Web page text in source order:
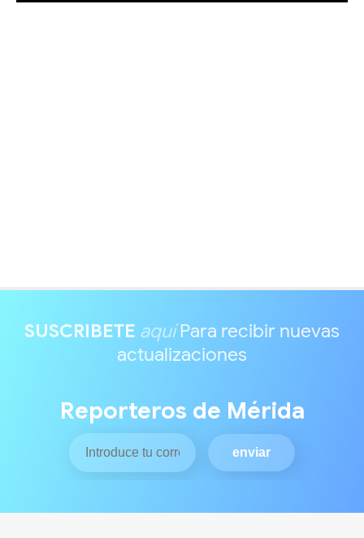
SUSCRIBETE aquíPara recibir nuevas
actualizaciones
Reporteros de Mérida